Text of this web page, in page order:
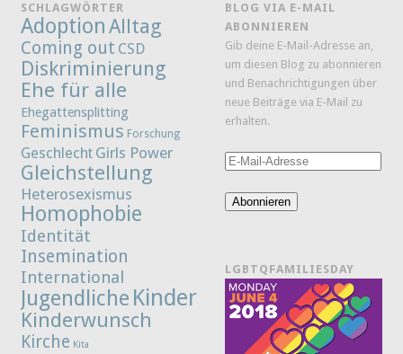
SCHLAGWÖRTER
AdoptionAlltag
Coming out CSD
Diskriminierung
Ehe für alle
Ehegattensplitting
Feminismus Forschung
Geschlecht Girls Power
Gleichstellung
Heterosexismus
Homophobie
Identität
Insemination
International
Jugendliche Kinder
Kinderwunsch
Kirche Kita
BLOG VIA E-MAIL
ABONNIEREN
Gib deine E-Mail-Adresse an,
um diesen Blog zu abonnieren
und Benachrichtigungen über
neue Beiträge via E-Mail zu
erhalten.
E-
Adresse
Abonnieren
LGBTQFAMILIESDAY